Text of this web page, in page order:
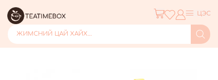
ЖИМСНИЙ ЦАЙ ХАЙХ...
ЦЭС